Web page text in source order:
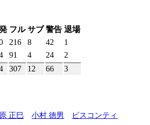
フル サブ 警告 退場
216 8 42
1
91 4 24
2
307 12 66 3
正巳 小村 徳男
ビスコンティ